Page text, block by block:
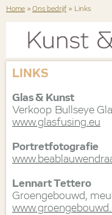
Home » Ons bedrijf » Links
LINKS
Glas & Kunst
Verkoop Bullseye
www.glasfusing.eu
Portretfotografie
Lennart Tettero
Groengebouwd,